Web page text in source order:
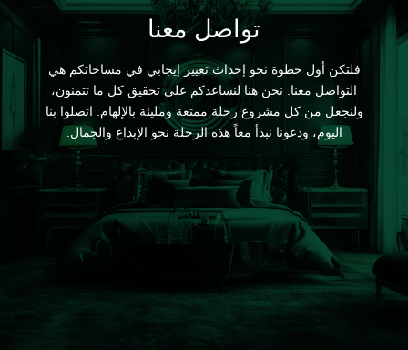
تواصل معنا
فلتكن أول خطوة نحو إحداث تغيير إيجابي في مساحاتكم هي
التواصل معنا. نحن هنا لنساعدكم على تحقيق كل ما تتمنون،
ولنجعل من كل مشروع رحلة ممتعة ومليئة بالإلهام. اتصلوا بنا
اليوم، ودعونا نبدأ معاً هذه الرحلة نحو الإبداع والجمال.